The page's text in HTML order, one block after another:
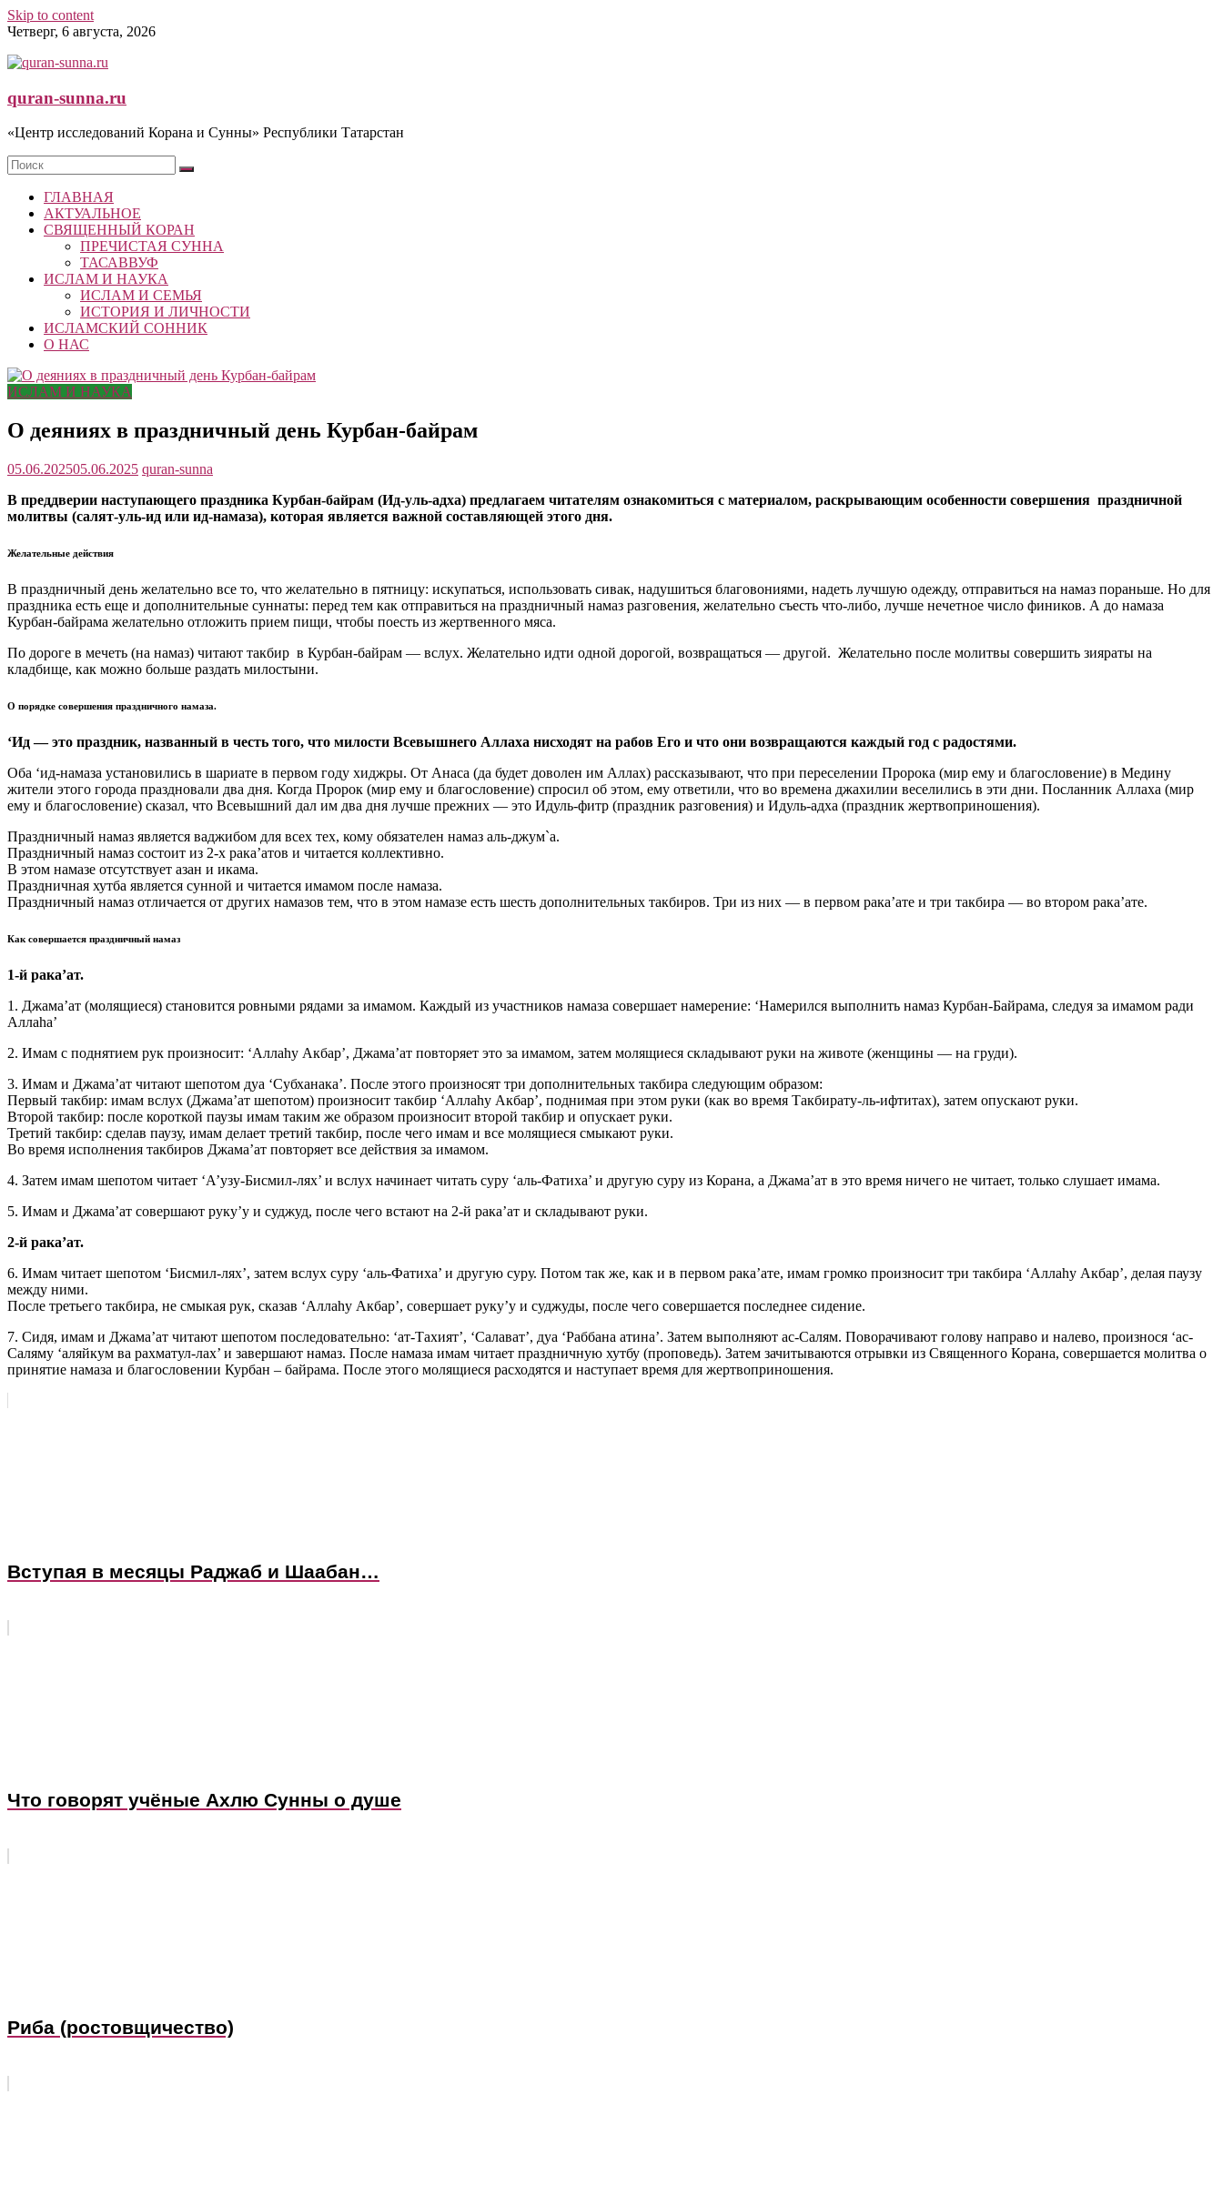
Skip to content
Четверг, 6 августа, 2026
quran-sunna.ru
«Центр исследований Корана и Сунны» Республики Татарстан
ГЛАВНАЯ
АКТУАЛЬНОЕ
СВЯЩЕННЫЙ КОРАН
ПРЕЧИСТАЯ СУННА
ТАСАВВУФ
ИСЛАМ И НАУКА
ИСЛАМ И СЕМЬЯ
ИСТОРИЯ И ЛИЧНОСТИ
ИСЛАМСКИЙ СОННИК
О НАС
ИСЛАМ И НАУКА
О деяниях в праздничный день Курбан-байрам
05.06.202505.06.2025 quran-sunna
В преддверии наступающего праздника Курбан-байрам (Ид-уль-адха) предлагаем читателям ознакомиться с материалом, раскрывающим особенности совершения праздничной
молитвы (салят-уль-ид или ид-намаза), которая является важной составляющей этого дня.
Желательные действия
В праздничный день желательно все то, что желательно в пятницу: искупаться, использовать сивак, надушиться благовониями, надеть лучшую одежду, отправиться на намаз пораньше. Но для
праздника есть еще и дополнительные суннаты: перед тем как отправиться на праздничный намаз разговения, желательно съесть что-либо, лучше нечетное число фиников. А до намаза
Курбан-байрама желательно отложить прием пищи, чтобы поесть из жертвенного мяса.
По дороге в мечеть (на намаз) читают такбир в Курбан-байрам — вслух. Желательно идти одной дорогой, возвращаться — другой. Желательно после молитвы совершить зияраты на
кладбище, как можно больше раздать милостыни.
О порядке совершения праздничного намаза.
‘Ид — это праздник, названный в честь того, что милости Всевышнего Аллаха нисходят на рабов Его и что они возвращаются каждый год с радостями.
Оба ‘ид-намаза установились в шариате в первом году хиджры. От Анаса (да будет доволен им Аллах) рассказывают, что при переселении Пророка (мир ему и благословение) в Медину
жители этого города праздновали два дня. Когда Пророк (мир ему и благословение) спросил об этом, ему ответили, что во времена джахилии веселились в эти дни. Посланник Аллаха (мир
ему и благословение) сказал, что Всевышний дал им два дня лучше прежних — это Идуль-фитр (праздник разговения) и Идуль-адха (праздник жертвоприношения).
Праздничный намаз является ваджибом для всех тех, кому обязателен намаз аль-джум`а.
Праздничный намаз состоит из 2-х рака’атов и читается коллективно.
В этом намазе отсутствует азан и икама.
Праздничная хутба является сунной и читается имамом после намаза.
Праздничный намаз отличается от других намазов тем, что в этом намазе есть шесть дополнительных такбиров. Три из них — в первом рака’ате и три такбира — во втором рака’ате.
Как совершается праздничный намаз
1-й рака’ат.
1. Джама’ат (молящиеся) становится ровными рядами за имамом. Каждый из участников намаза совершает намерение: ‘Намерился выполнить намаз Курбан-Байрама, следуя за имамом ради
Аллаhа’
2. Имам с поднятием рук произносит: ‘Аллаhу Акбар’, Джама’ат повторяет это за имамом, затем молящиеся складывают руки на животе (женщины — на груди).
3. Имам и Джама’ат читают шепотом дуа ‘Субханака’. После этого произносят три дополнительных такбира следующим образом:
Первый такбир: имам вслух (Джама’ат шепотом) произносит такбир ‘Аллаhу Акбар’, поднимая при этом руки (как во время Такбирату-ль-ифтитах), затем опускают руки.
Второй такбир: после короткой паузы имам таким же образом произносит второй такбир и опускает руки.
Третий такбир: сделав паузу, имам делает третий такбир, после чего имам и все молящиеся смыкают руки.
Во время исполнения такбиров Джама’ат повторяет все действия за имамом.
4. Затем имам шепотом читает ‘А’узу-Бисмил-лях’ и вслух начинает читать суру ‘аль-Фатиха’ и другую суру из Корана, а Джама’ат в это время ничего не читает, только слушает имама.
5. Имам и Джама’ат совершают руку’у и суджуд, после чего встают на 2-й рака’ат и складывают руки.
2-й рака’ат.
6. Имам читает шепотом ‘Бисмил-лях’, затем вслух суру ‘аль-Фатиха’ и другую суру. Потом так же, как и в первом рака’ате, имам громко произносит три такбира ‘Аллаhу Акбар’, делая паузу
между ними.
После третьего такбира, не смыкая рук, сказав ‘Аллаhу Акбар’, совершает руку’у и суджуды, после чего совершается последнее сидение.
7. Сидя, имам и Джама’ат читают шепотом последовательно: ‘ат-Тахият’, ‘Салават’, дуа ‘Раббана атина’. Затем выполняют ас-Салям. Поворачивают голову направо и налево, произнося ‘ас-
Саляму ‘аляйкум ва рахматул-лах’ и завершают намаз. После намаза имам читает праздничную хутбу (проповедь). Затем зачитываются отрывки из Священного Корана, совершается молитва о
принятие намаза и благословении Курбан – байрама. После этого молящиеся расходятся и наступает время для жертвоприношения.
Вступая в месяцы Раджаб и Шаабан…
Что говорят учёные Ахлю Сунны о душе
Риба (ростовщичество)